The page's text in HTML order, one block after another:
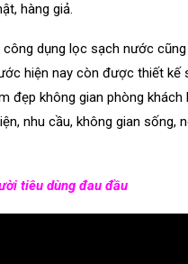
hàng giả.
dụng lọc sạch nước
hiện nay còn được thiết kế
đẹp không gian phòng khách
nhu cầu, không gian sống,
tiêu dùng đau đầu